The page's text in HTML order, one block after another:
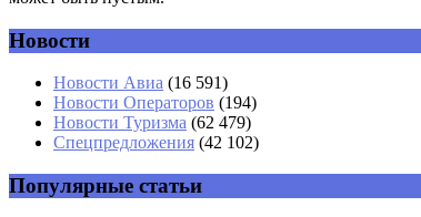
Комментарий
Имя *
Email*
Новости
Новости Авиа (16 591)
Новости Операторов (194)
Новости Туризма (62 479)
Спецпредложения (42 102)
Популярные статьи